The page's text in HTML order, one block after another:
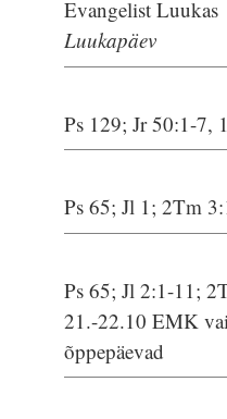
Evangelist Luukas
Luukapäev
Ps 129; Jr 50:1-7,
Ps 65; Jl 1; 2Tm
Ps 65; Jl 2:1-11;
21.-22.10 EMK
õppepäevad